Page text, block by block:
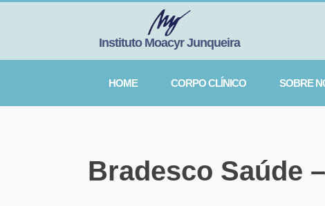
Instituto Moacyr Junqueira
HOME CORPO CLÍNICO SOBRE
Bradesco Saúde